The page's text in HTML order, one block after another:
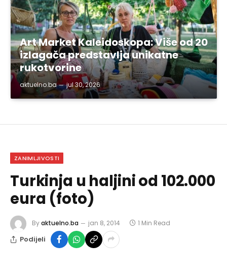
Art Market Kaleidoskopa: Više od 20
izlagača predstavlja unikatne
rukotvorine
aktuelno.ba jul 30, 2026
ZANIMLJIVOSTI
Turkinja u haljini od 102.000
eura (foto)
Byaktuelno.ba jan 8, 2014 1 Min Read
Podijeli